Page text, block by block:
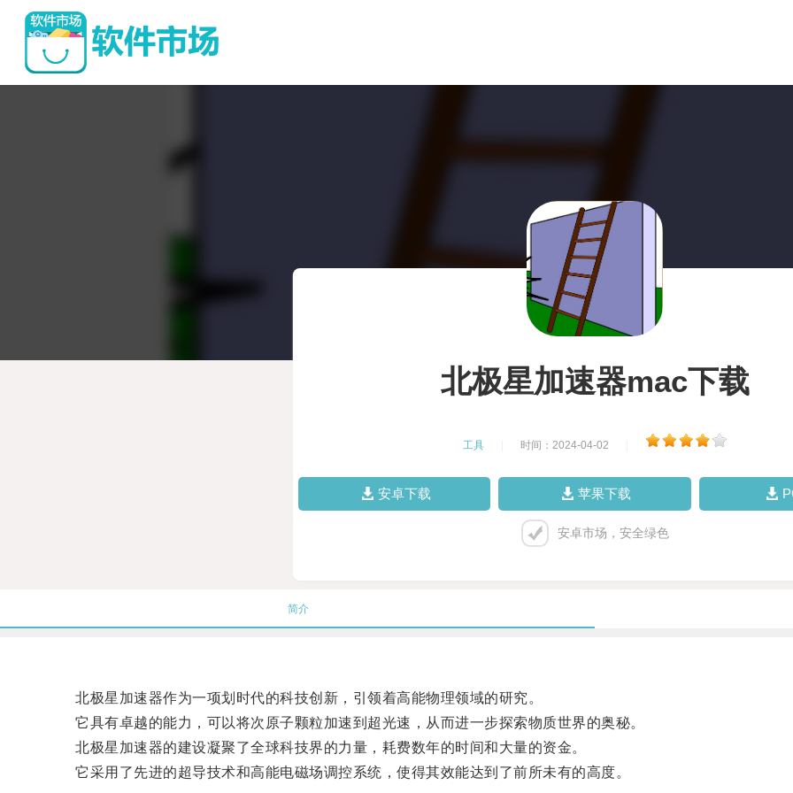
北极星加速器mac下载
工具 时间：2024-04-02
安卓下载 苹果下载
安卓市场，安全绿色
简介
北极星加速器作为一项划时代的科技创新，引领着高能物理领域的研究。
它具有卓越的能力，可以将次原子颗粒加速到超光速，从而进一步探索物质世界的奥秘。
北极星加速器的建设凝聚了全球科技界的力量，耗费数年的时间和大量的资金。
它采用了先进的超导技术和高能电磁场调控系统，使得其效能达到了前所未有的高度。